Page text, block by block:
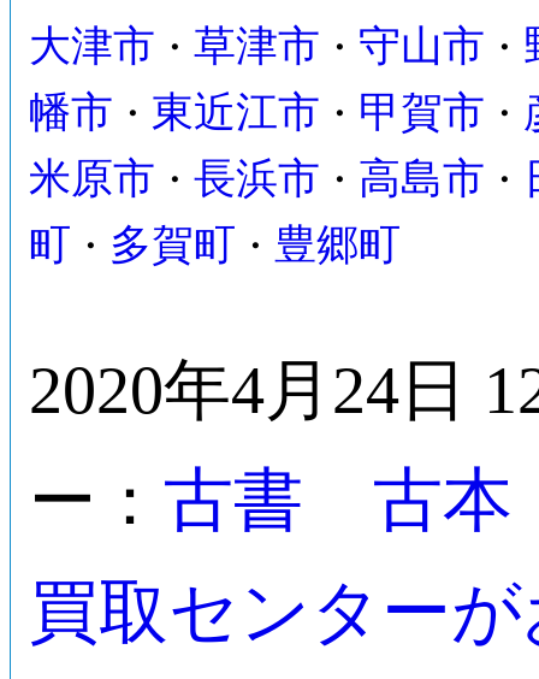
大津市 ・ 草津市 ・ 守山市 ・
幡市 ・ 東近江市 ・ 甲賀市 ・
米原市 ・ 長浜市 ・ 高島市 ・
町 ・ 多賀町 ・ 豊郷町
2020年4月24日
ー： 古書 古
買取センター